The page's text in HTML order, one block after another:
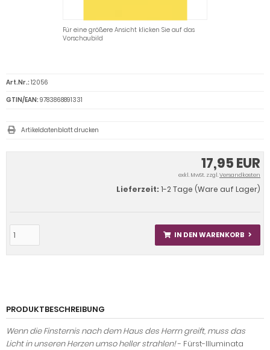
Für eine größere Ansicht klicken Sie auf das
Vorschaubild
17,95 EUR
exkl. MwSt. zzgl.Versandkosten
Lieferzeit: 1-2 Tage (Ware auf Lager)
IN DEN WARENKORB
Art.Nr.: 12056
GTIN/EAN: 9783868891331
Artikeldatenblatt drucken
PRODUKTBESCHREIBUNG
Wenn die Finsternis nach dem Haus des Herrn greift, muss das
Licht in unseren Herzen umso heller strahlen!- Fürst-Illuminata